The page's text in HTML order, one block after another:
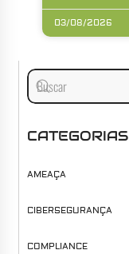
03/08/2026
CATEGORIAS
AMEAÇA
CIBERSEGURANÇA
COMPLIANCE